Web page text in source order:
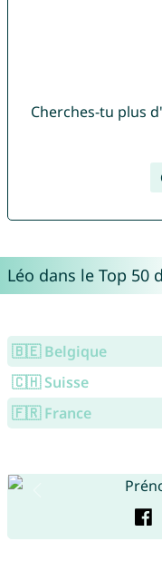
Cherches-tu plus
Léo dans le Top 50
🇧🇪 Belgique
🇨🇭 Suisse
🇫🇷 France